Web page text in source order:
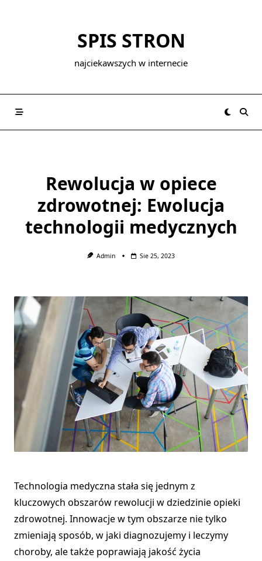
SPIS STRON
najciekawszych w internecie
Rewolucja w opiece
zdrowotnej: Ewolucja
technologii medycznych
Admin Sie 25, 2023
Technologia medyczna stała się jednym z
kluczowych obszarów rewolucji w dziedzinie opieki
zdrowotnej. Innowacje w tym obszarze nie tylko
zmieniają sposób, w jaki diagnozujemy i leczymy
choroby, ale także poprawiają jakość życia